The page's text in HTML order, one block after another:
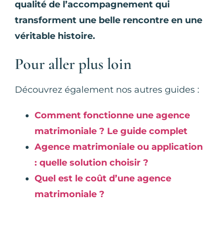
qualité de l’accompagnement qui
transforment une belle rencontre en une
véritable histoire.
Pour aller plus loin
Découvrez également nos autres guides :
Comment fonctionne une agence
matrimoniale ? Le guide complet
Agence matrimoniale ou application
: quelle solution choisir ?
Quel est le coût d’une agence
matrimoniale ?